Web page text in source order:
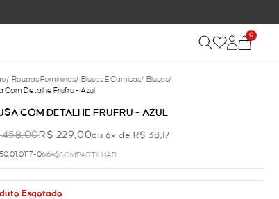
0
/ Roupas Femininas/ Blusas E Camisas/ Blusas/
Com Detalhe Frufru - Azul
COM DETALHE FRUFRU - AZUL
458,00R$ 229,00ou 6x de R$ 38,17
066 COMPARTILHAR
Esgotado